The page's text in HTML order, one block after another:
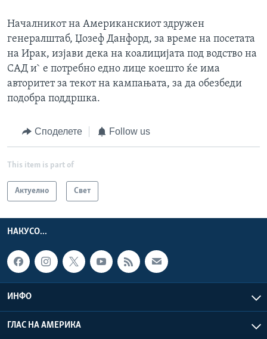
Началникот на Американскиот здружен
генералштаб, Џозеф Данфорд, за време на посетата
на Ирак, изјави дека на коалицијата под водство на
САД и` е потребно едно лице коешто ќе има
авторитет за текот на кампањата, за да обезбеди
подобра поддршка.
Споделете Follow us
This item is part of
Актуелно Свет
НАКУСО...
ИНФО
ГЛАС НА АМЕРИКА